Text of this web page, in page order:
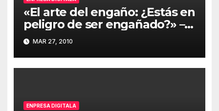
«El arte del engaño: ¿Estás en
peligro de ser engañado?» –
Kevin Mitnick
MAR 27, 2010
ENPRESA DIGITALA